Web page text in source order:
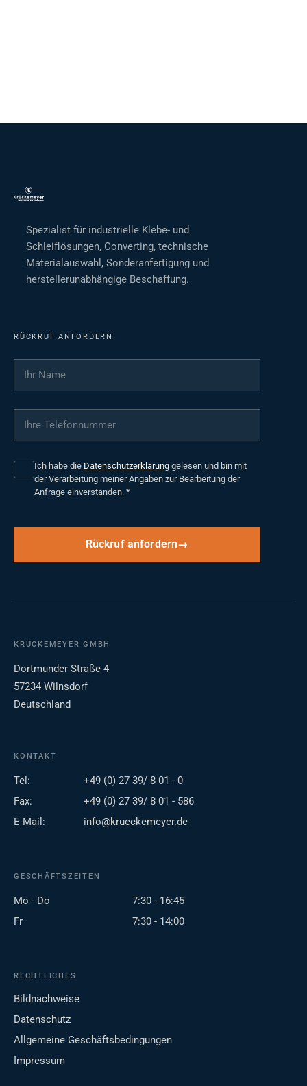
Spezialist für industrielle Klebe- und
Schleiflösungen, Converting, technische
Materialauswahl, Sonderanfertigung und
herstellerunabhängige Beschaffung.
RÜCKRUF ANFORDERN
Ihr Name
Ihre Telefonnummer
Ich habe die Datenschutzerklärung gelesen und bin mit
der Verarbeitung meiner Angaben zur Bearbeitung der
Anfrage einverstanden. *
Rückruf anfordern
KRÜCKEMEYER GMBH
Dortmunder Straße 4
57234 Wilnsdorf
Deutschland
KONTAKT
Tel:
+49 (0) 27 39/ 8 01 - 0
Fax:
+49 (0) 27 39/ 8 01 - 586
E-Mail:
info@krueckemeyer.de
GESCHÄFTSZEITEN
Mo - Do
7:30 - 16:45
Fr
7:30 - 14:00
RECHTLICHES
Bildnachweise
Datenschutz
Allgemeine Geschäftsbedingungen
Impressum